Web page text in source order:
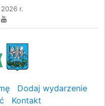
r.
Dodaj wydarzenie
Kontakt